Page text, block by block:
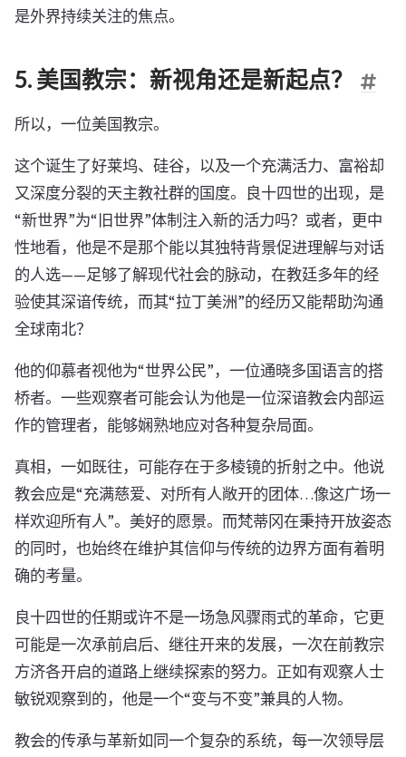
是外界持续关注的焦点。
5. 美国教宗：新视角还是新起点？
所以，一位美国教宗。
这个诞生了好莱坞、硅谷，以及一个充满活力、富裕却
又深度分裂的天主教社群的国度。良十四世的出现，是
“新世界”为“旧世界”体制注入新的活力吗？或者，更中
性地看，他是不是那个能以其独特背景促进理解与对话
的人选——足够了解现代社会的脉动，在教廷多年的经
验使其深谙传统，而其“拉丁美洲”的经历又能帮助沟通
全球南北？
他的仰慕者视他为“世界公民”，一位通晓多国语言的搭
桥者。一些观察者可能会认为他是一位深谙教会内部运
作的管理者，能够娴熟地应对各种复杂局面。
真相，一如既往，可能存在于多棱镜的折射之中。他说
教会应是“充满慈爱、对所有人敞开的团体…像这广场一
样欢迎所有人”。美好的愿景。而梵蒂冈在秉持开放姿态
的同时，也始终在维护其信仰与传统的边界方面有着明
确的考量。
良十四世的任期或许不是一场急风骤雨式的革命，它更
可能是一次承前启后、继往开来的发展，一次在前教宗
方济各开启的道路上继续探索的努力。正如有观察人士
敏锐观察到的，他是一个“变与不变”兼具的人物。
教会的传承与革新如同一个复杂的系统，每一次领导层